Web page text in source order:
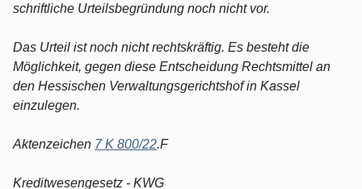
schriftliche Urteilsbegründung noch nicht vor.
Das Urteil ist noch nicht rechtskräftig. Es besteht die
Möglichkeit, gegen diese Entscheidung Rechtsmittel an
den Hessischen Verwaltungsgerichtshof in Kassel
einzulegen.
Aktenzeichen 7 K 800/22.F
Kreditwesengesetz - KWG